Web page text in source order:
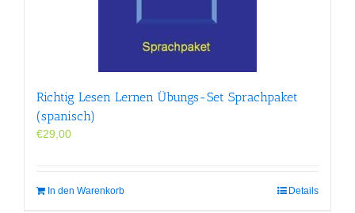
Richtig Lesen Lernen Übungs-Set Sprachpaket
(spanisch)
€29,00
In den Warenkorb Details